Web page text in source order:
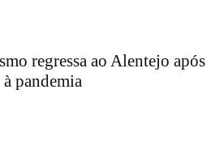
regressa ao Alentejo após
pandemia